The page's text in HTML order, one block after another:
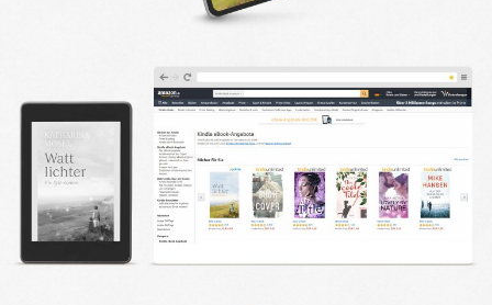
ÜBER MICH
DESIGN FAQ
PRESSEMATERIAL
WALLPAPER